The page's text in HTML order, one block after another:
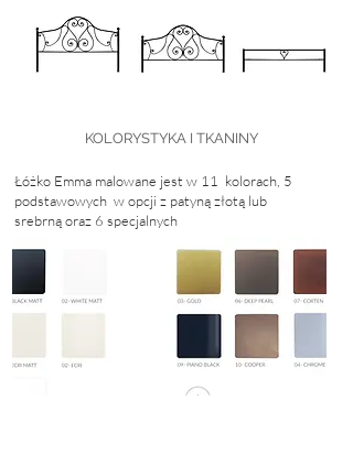
KOLORYSTYKA I TKANINY
Łóżko Emma malowane jest w 11 kolorach, 5
podstawowych w opcji z patyną złotą lub
srebrnąoraz 6 specjalnych